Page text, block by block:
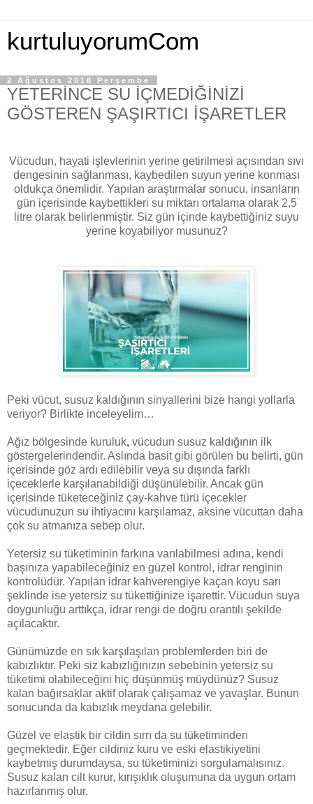
kurtuluyorumCom
2 Ağustos 2018 Perşembe
YETERİNCE SU İÇMEDİĞİNİZİ
GÖSTEREN ŞAŞIRTICI İŞARETLER
Vücudun, hayati işlevlerinin yerine getirilmesi açısından sıvı
dengesinin sağlanması, kaybedilen suyun yerine konması
oldukça önemlidir. Yapılan araştırmalar sonucu, insanların
gün içerisinde kaybettikleri su miktarı ortalama olarak 2,5
litre olarak belirlenmiştir. Siz gün içinde kaybettiğiniz suyu
yerine koyabiliyor musunuz?
Peki vücut, susuz kaldığının sinyallerini bize hangi yollarla
veriyor? Birlikte inceleyelim…
Ağız bölgesinde kuruluk, vücudun susuz kaldığının ilk
göstergelerindendir. Aslında basit gibi görülen bu belirti, gün
içerisinde göz ardı edilebilir veya su dışında farklı
içeceklerle karşılanabildiği düşünülebilir. Ancak gün
içerisinde tüketeceğiniz çay-kahve türü içecekler
vücudunuzun su ihtiyacını karşılamaz, aksine vücuttan daha
çok su atmanıza sebep olur.
Yetersiz su tüketiminin farkına varılabilmesi adına, kendi
başınıza yapabileceğiniz en güzel kontrol, idrar renginin
kontrolüdür. Yapılan idrar kahverengiye kaçan koyu sarı
şeklinde ise yetersiz su tükettiğinize işarettir. Vücudun suya
doygunluğu arttıkça, idrar rengi de doğru orantılı şekilde
açılacaktır.
Günümüzde en sık karşılaşılan problemlerden biri de
kabızlıktır. Peki siz kabızlığınızın sebebinin yetersiz su
tüketimi olabileceğini hiç düşünmüş müydünüz? Susuz
kalan bağırsaklar aktif olarak çalışamaz ve yavaşlar. Bunun
sonucunda da kabızlık meydana gelebilir.
Güzel ve elastik bir cildin sırrı da su tüketiminden
geçmektedir. Eğer cildiniz kuru ve eski elastikiyetini
kaybetmiş durumdaysa, su tüketiminizi sorgulamalısınız.
Susuz kalan cilt kurur, kırışıklık oluşumuna da uygun ortam
hazırlanmış olur.